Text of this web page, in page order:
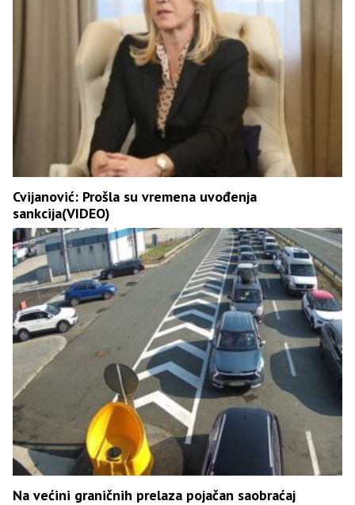
Cvijanović: Prošla su vremena uvođenja
sankcija(VIDEO)
Na većini graničnih prelaza pojačan saobraćaj